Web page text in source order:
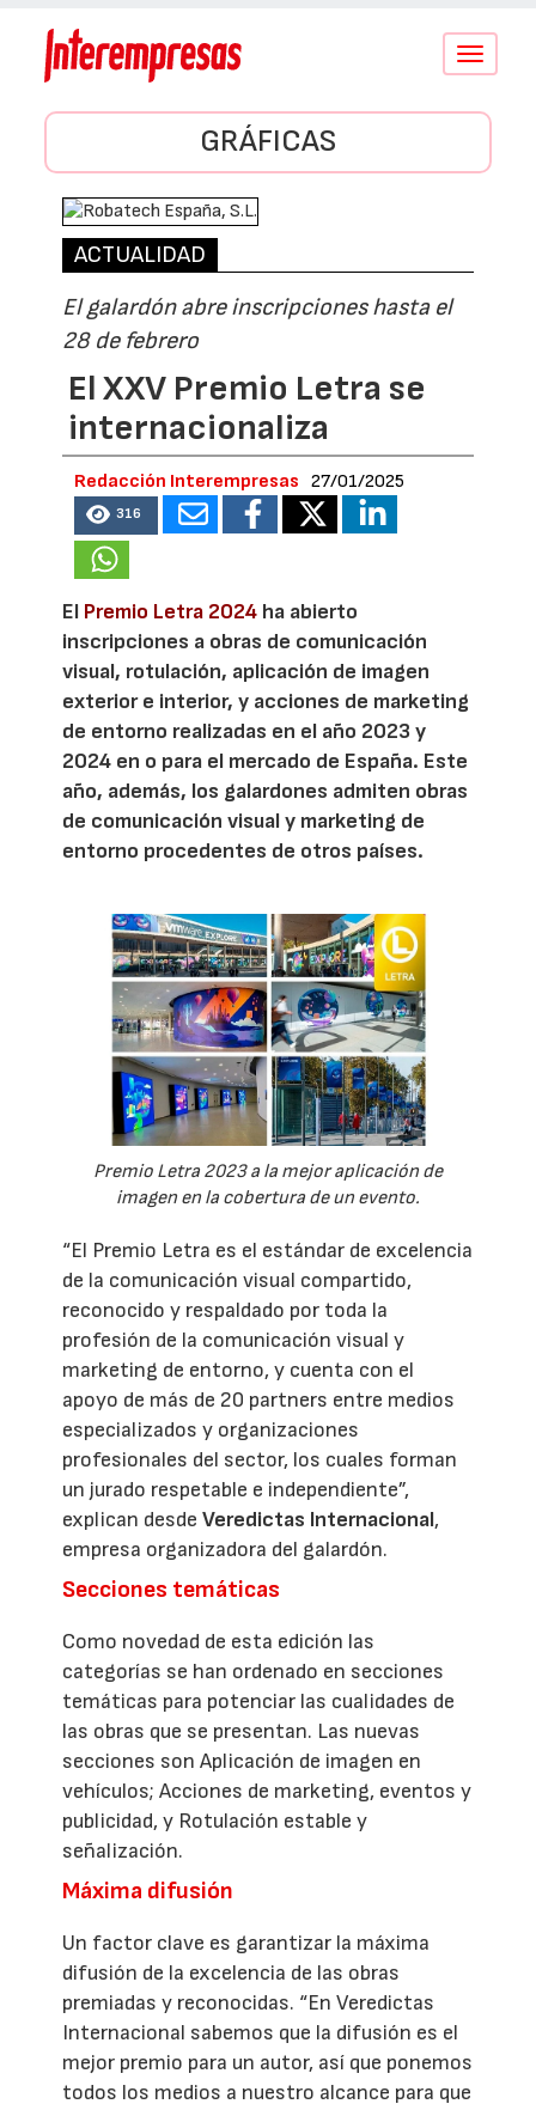
Conmutar
GRÁFICAS
ACTUALIDAD
El galardón abre inscripciones hasta el
28 de febrero
El XXV Premio Letra se
internacionaliza
Redacción Interempresas 27/01/2025
316
El Premio Letra 2024 ha abierto
inscripciones a obras de comunicación
visual, rotulación, aplicación de imagen
exterior e interior, y acciones de marketing
de entorno realizadas en el año 2023 y
2024 en o para el mercado de España. Este
año, además, los galardones admiten obras
de comunicación visual y marketing de
entorno procedentes de otros países.
Premio Letra 2023 a la mejor aplicación de
imagen en la cobertura de un evento.
“El Premio Letra es el estándar de excelencia
de la comunicación visual compartido,
reconocido y respaldado por toda la
profesión de la comunicación visual y
marketing de entorno, y cuenta con el
apoyo de más de 20 partners entre medios
especializados y organizaciones
profesionales del sector, los cuales forman
un jurado respetable e independiente”,
explican desdeVeredictas Internacional,
empresa organizadora del galardón.
Secciones temáticas
Como novedad de esta edición las
categorías se han ordenado en secciones
temáticas para potenciar las cualidades de
las obras que se presentan. Las nuevas
secciones son Aplicación de imagen en
vehículos; Acciones de marketing, eventos y
publicidad, y Rotulación estable y
señalización.
Máxima difusión
Un factor clave es garantizar la máxima
difusión de la excelencia de las obras
premiadas y reconocidas. “En Veredictas
Internacional sabemos que la difusión es el
mejor premio para un autor, así que ponemos
todos los medios a nuestro alcance para que